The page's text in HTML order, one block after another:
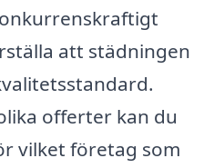
att städningen
offerter kan du
vilket företag som